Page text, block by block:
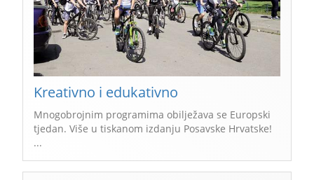
Kreativno i edukativno
Mnogobrojnim programima obilježava se Europski
tjedan. Više u tiskanom izdanju Posavske Hrvatske!
...